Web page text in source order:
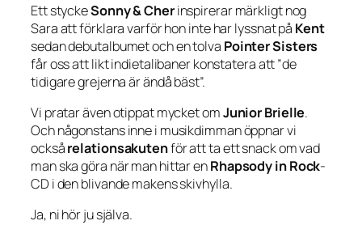
Ett styckeSonny & Cherinspirerar märkligt nog
Sara att förklara varför hon inte har lyssnat på Kent
sedan debutalbumet och en tolva Pointer Sisters
får oss att likt indietalibaner konstatera att ”de
tidigare grejerna är ändå bäst”.
Vi pratar även otippat mycket omJunior Brielle.
Och någonstans inne i musikdimman öppnar vi
ocksårelationsakutenför att ta ett snack om vad
man ska göra när man hittar enRhapsody in Rock-
CD i den blivande makens skivhylla.
Ja, ni hör ju själva.